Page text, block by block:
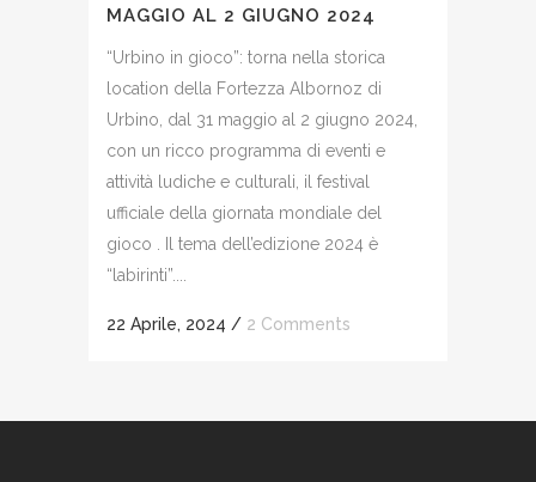
MAGGIO AL 2 GIUGNO 2024
“Urbino in gioco”: torna nella storica
location della Fortezza Albornoz di
Urbino, dal 31 maggio al 2 giugno 2024,
con un ricco programma di eventi e
attività ludiche e culturali, il festival
ufficiale della giornata mondiale del
gioco . Il tema dell’edizione 2024 è
“labirinti”....
22 Aprile, 2024 / 2 Comments